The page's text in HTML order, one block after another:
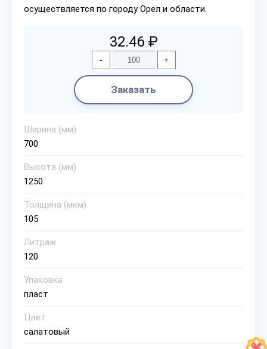
осуществляется по городу Орел и области.
32.46 ₽
- +
Заказать
Ширина (мм)
700
Высота (мм)
1250
Толщина (мкм)
105
Литраж
120
Упаковка
пласт
Цвет
салатовый